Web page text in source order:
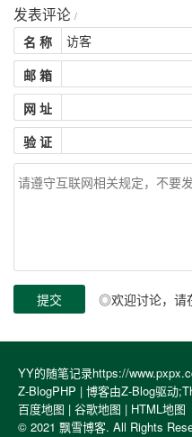
发表评论 /
名 称
邮 箱
网 址
验 证
◎欢迎讨论，请
YY的随笔记录https://
Z-BlogPHP | 博客由Z-Blog驱动;
百度地图 | 谷歌地图 | HTML地图
© 2021 飘雪博客. All Rights